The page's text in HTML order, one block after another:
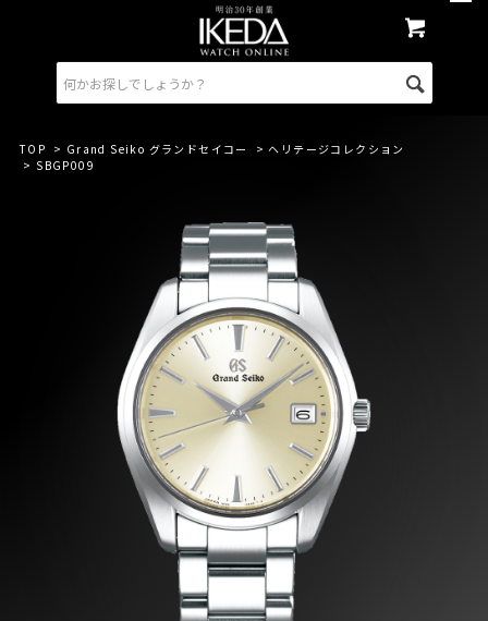
TOP > Grand Seiko グランドセイコー >ヘリテージコレクション
> SBGP009